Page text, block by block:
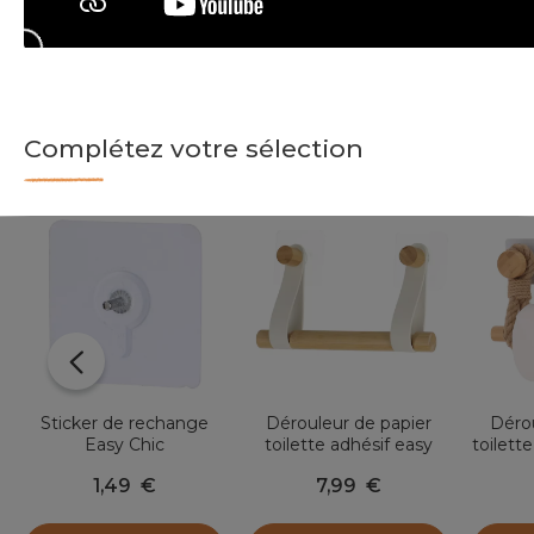
Complétez votre sélection
Sticker de rechange
Easy Chic
1,49 €
Dérouleur de papier
toilette adhésif easy
7,99 €
toilette